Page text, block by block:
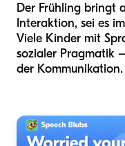
Der Frühling bringt
Interaktion, sei es
Viele Kinder mit
sozialer Pragmatik
der Kommunikation.